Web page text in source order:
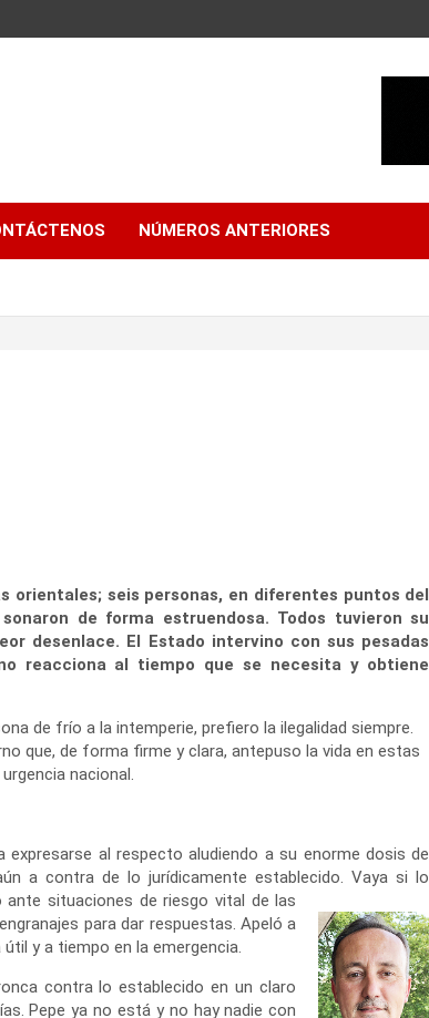
NÚMEROS ANTERIORES
orientales; seis personas, en diferentes puntos del
de forma estruendosa. Todos tuvieron su
desenlace. El Estado intervino con sus pesadas
reacciona al tiempo que se necesita y obtiene
de frío a la intemperie, prefiero la ilegalidad siempre.
que, de forma firme y clara, antepuso la vida en estas
nacional.
al respecto aludiendo a su enorme dosis de
a contra de lo jurídicamente establecido. Vaya si lo
ante situaciones de riesgo vital de las
para dar respuestas. Apeló a
y a tiempo en la emergencia.
contra lo establecido en un claro
Pepe ya no está y no hay nadie con